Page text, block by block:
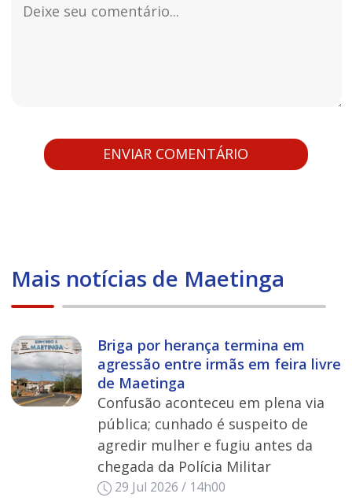
Mais notícias de Maetinga
Briga por herança termina em
agressão entre irmãs em feira livre
de Maetinga
Confusão aconteceu em plena via
pública; cunhado é suspeito de
agredir mulher e fugiu antes da
chegada da Polícia Militar
29 Jul 2026 / 14h00